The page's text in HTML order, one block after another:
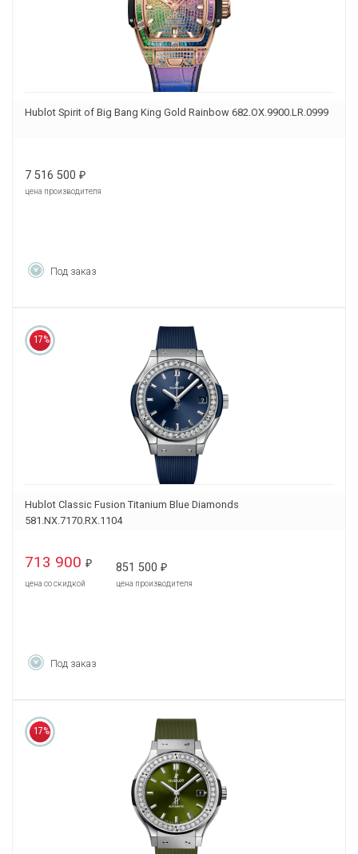
Hublot Spirit of Big Bang King Gold Rainbow 682.OX.9900.LR.0999
7 516 500 ₽
цена производителя
Под заказ
17%
Hublot Classic Fusion Titanium Blue Diamonds
581.NX.7170.RX.1104
713 900 ₽
цена со скидкой
851 500 ₽
цена производителя
Под заказ
17%